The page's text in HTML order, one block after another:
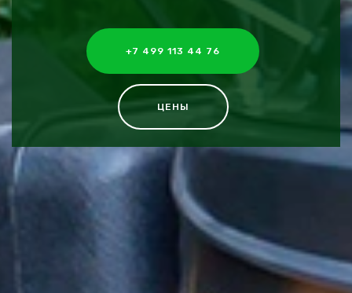
+7 499 113 44 76
ЦЕНЫ